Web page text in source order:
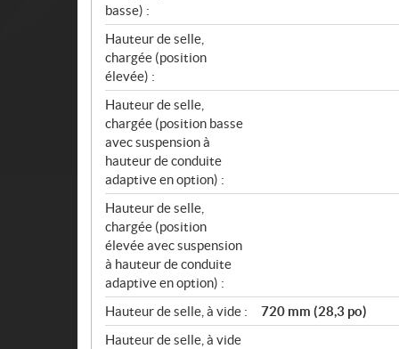
basse) :
Hauteur de selle,
chargée (position
élevée) :
Hauteur de selle,
chargée (position basse
avec suspension à
hauteur de conduite
adaptive en option) :
Hauteur de selle,
chargée (position
élevée avec suspension
à hauteur de conduite
adaptive en option) :
Hauteur de selle, à vide :
720 mm (28,3 po)
Hauteur de selle, à vide